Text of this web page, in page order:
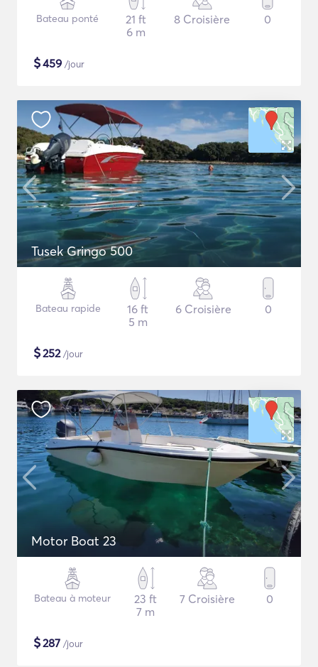
Bateau ponté
21 ft
6 m
8 Croisière 0
$459 /jour
Tusek Gringo 500
Bateau rapide
16 ft
5 m
6 Croisière 0
$252/jour
Motor Boat 23
Bateau à moteur
23 ft
7 m
7 Croisière 0
$287 /jour